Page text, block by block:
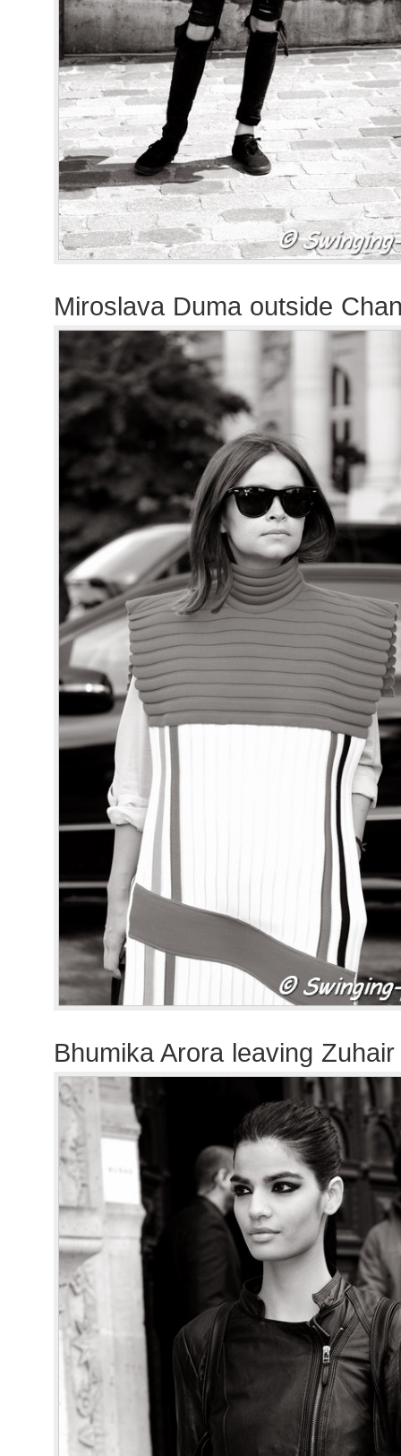
Miroslava Duma outside
Bhumika Arora leaving